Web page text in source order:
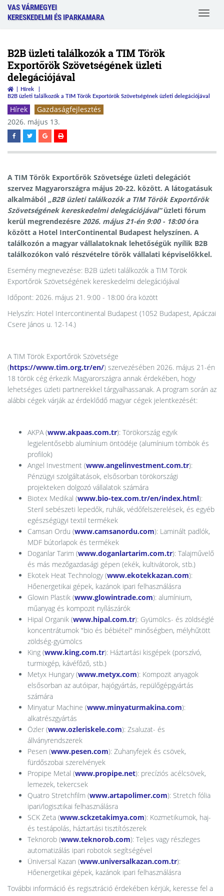
VAS VÁRMEGYEI
KERESKEDELMI ÉS IPARKAMARA
Toggle
B2B üzleti találkozók a TIM Török
Exportőrök Szövetségének üzleti
delegációjával
Hírek
B2B üzleti találkozók a TIM Török Exportőrök Szövetségének üzleti delegációjával
Hírek
Gazdaságfejlesztés
2026. május 13.
A TIM Török Exportőrök Szövetsége üzleti delegációt
szervez Magyarországra május 20-22. között. A látogatásuk
alkalmából „B2B üzleti találkozók a TIM Török Exportőrök
Szövetségének kereskedelmi delegációjával”üzleti fórum
kerül megrendezésre 2026. május 21-én 9:00 - 18:00óra
között a Hotel InterContinental Budapest helyszínen. A
találkozón a magyar vállalatoknak lehetőségük nyílik B2B
találkozókon való részvételre török vállalati képviselőkkel.
Esemény megnevezése: B2B üzleti találkozók a TIM Török
Exportőrök Szövetségének kereskedelmi delegációjával
Időpont: 2026. május 21. 9:00 - 18:00 óra között
Helyszín: Hotel Intercontinental Budapest (1052 Budapest, Apáczai
Csere János u. 12-14.)
A TIM Török Exportőrök Szövetsége
(https://www.tim.org.tr/en/) szervezésében 2026. május 21-én
18 török cég érkezik Magyarországra annak érdekében, hogy
lehetséges üzleti partnerekkel tárgyalhassanak. A program során az
alábbi cégek várják az érdeklődő magyar cégek jelentkezését:
AKPA (www.akpaas.com.tr): Törökország egyik
legjelentősebb alumínium öntödéje (alumínium tömbök és
profilok)
Angel Investment (www.angelinvestment.com.tr):
Pénzügyi szolgáltatások, elsősorban törökországi
projekteken dolgozó vállalatok számára
Biotex Medikal (www.bio-tex.com.tr/en/index.html):
Steril sebészeti lepedők, ruhák, védőfelszerelések, és egyéb
egészségügyi textil termékek
Camsan Ordu (www.camsanordu.com): Laminált padlók,
MDF bútorlapok és termékek
Doganlar Tarim (www.doganlartarim.com.tr): Talajművelő
és más mezőgazdasági gépen (ekék, kultivátorok, stb.)
Ekotek Heat Technology (www.ekotekkazan.com):
Hőenergetikai gépek, kazánok ipari felhasználásra
Glowin Plastik (www.glowintrade.com): alumínium,
műanyag és kompozit nyílászárók
Hipal Organik (www.hipal.com.tr): Gyümölcs- és zöldséglé
koncentrátumok "bio és bébiétel" minőségben, mélyhűtött
zöldség-gyümölcs
King (www.king.com.tr): Háztartási kisgépek (porszívó,
turmixgép, kávéfőző, stb.)
Metyx Hungary (www.metyx.com): Kompozit anyagok
elsősorban az autóipar, hajógyártás, repülőgépgyártás
számára
Minyatur Machine (www.minyaturmakina.com):
alkatrészgyártás
Özler (www.ozleriskele.com): Zsaluzat- és
állványrendszerek
Pesen (www.pesen.com): Zuhanyfejek és csövek,
fürdőszobai szerelvények
Propipe Metal (www.propipe.net): precíziós acélcsövek,
lemezek, tekercsek
Quatro Stretchfilm (www.artapolimer.com): Stretch fólia
ipari/logisztikai felhasználásra
SCK Zeta (www.sckzetakimya.com): Kozmetikumok, haj-
és testápolás, háztartási tisztítószerek
Teknorob (www.teknorob.com): Teljes vagy részleges
automatizálás ipari robotok segítségével
Üniversal Kazan (www.universalkazan.com.tr):
Hőenergetikai gépek, kazánok ipari felhasználásra
További információ és regisztráció érdekében kérjük, keresse fel a